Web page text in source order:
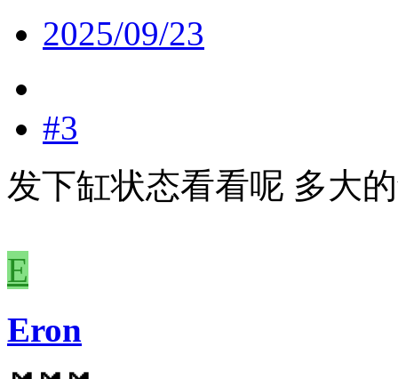
2025/09/23
#3
发下缸状态看看呢 多大
E
Eron